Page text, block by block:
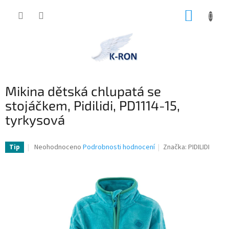
Mikina dětská chlupatá se
stojáčkem, Pidilidi, PD1114-15,
tyrkysová
Tip
Průměrné
Neohodnoceno Podrobnosti hodnocení Značka:PIDILIDI